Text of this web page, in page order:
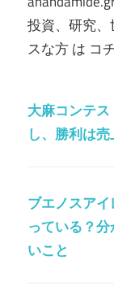
投資、研究
スな方 は コ
大麻コンテ
し、勝利は
ブエノスア
っている？
いこと